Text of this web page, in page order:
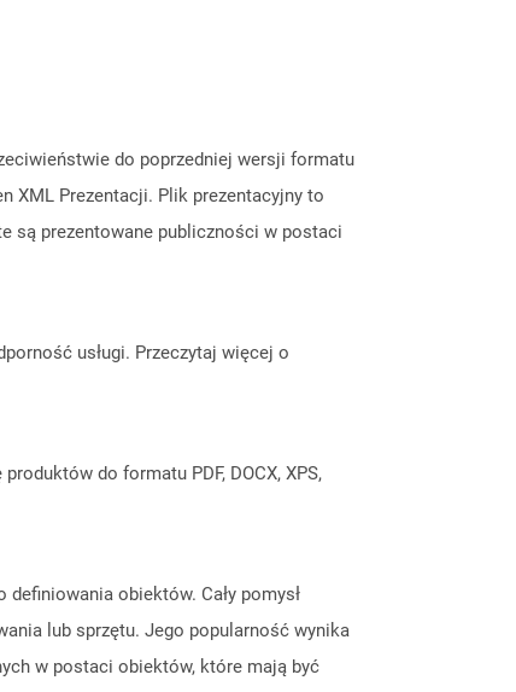
do poprzedniej wersji formatu
XML Prezentacji. Plik prezentacyjny to
są prezentowane publiczności w postaci
usługi. Przeczytaj więcej o
do formatu PDF, DOCX, XPS,
obiektów. Cały pomysł
lub sprzętu. Jego popularność wynika
w postaci obiektów, które mają być